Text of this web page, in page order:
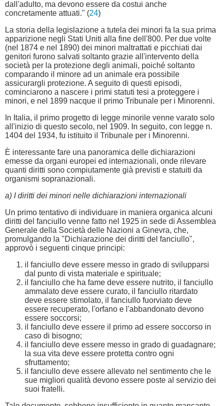
dall'adulto, ma devono essere da costui anche
concretamente attuati." (24)
La storia della legislazione a tutela dei minori fa la sua prima
apparizione negli Stati Uniti alla fine dell'800. Per due volte
(nel 1874 e nel 1890) dei minori maltrattati e picchiati dai
genitori furono salvati soltanto grazie all'intervento della
società per la protezione degli animali, poiché soltanto
comparando il minore ad un animale era possibile
assicurargli protezione. A seguito di questi episodi,
cominciarono a nascere i primi statuti tesi a proteggere i
minori, e nel 1899 nacque il primo Tribunale per i Minorenni.
In Italia, il primo progetto di legge minorile venne varato solo
all'inizio di questo secolo, nel 1909. In seguito, con legge n.
1404 del 1934, fu istituito il Tribunale per i Minorenni.
È interessante fare una panoramica delle dichiarazioni
emesse da organi europei ed internazionali, onde rilevare
quanti diritti sono compiutamente già previsti e statuiti da
organismi sopranazionali.
a) I diritti dei minori nelle dichiarazioni internazionali
Un primo tentativo di individuare in maniera organica alcuni
diritti del fanciullo venne fatto nel 1925 in sede di Assemblea
Generale della Società delle Nazioni a Ginevra, che,
promulgando la "Dichiarazione dei diritti del fanciullo",
approvò i seguenti cinque principi:
il fanciullo deve essere messo in grado di svilupparsi
dal punto di vista materiale e spirituale;
il fanciullo che ha fame deve essere nutrito, il fanciullo
ammalato deve essere curato, il fanciullo ritardato
deve essere stimolato, il fanciullo fuorviato deve
essere recuperato, l'orfano e l'abbandonato devono
essere soccorsi;
il fanciullo deve essere il primo ad essere soccorso in
caso di bisogno;
il fanciullo deve essere messo in grado di guadagnare;
la sua vita deve essere protetta contro ogni
sfruttamento;
il fanciullo deve essere allevato nel sentimento che le
sue migliori qualità devono essere poste al servizio dei
suoi fratelli.